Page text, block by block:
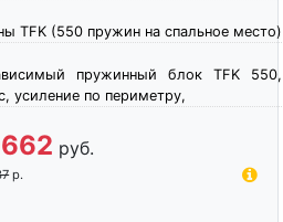
TFK (550 пружин на спальное место)
пружинный блок TFK 550,
усиление по периметру,
руб.
р.